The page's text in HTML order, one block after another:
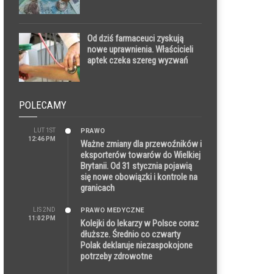
Od dziś farmaceuci zyskują
nowe uprawnienia. Właścicieli
aptek czeka szereg wyzwań
POLECAMY
LUT 1ST
12:46 PM
PRAWO
Ważne zmiany dla przewoźników i
eksporterów towarów do Wielkiej
Brytanii. Od 31 stycznia pojawią
się nowe obowiązki i kontrole na
granicach
LIS 2ND
11:02 PM
PRAWO MEDYCZNE
Kolejki do lekarzy w Polsce coraz
dłuższe. Średnio co czwarty
Polak deklaruje niezaspokojone
potrzeby zdrowotne